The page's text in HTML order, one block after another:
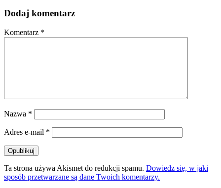
Dodaj komentarz
Komentarz *
Nazwa *
Adres e-mail *
Ta strona używa Akismet do redukcji spamu. Dowiedz się, w jaki
sposób przetwarzane są dane Twoich komentarzy.